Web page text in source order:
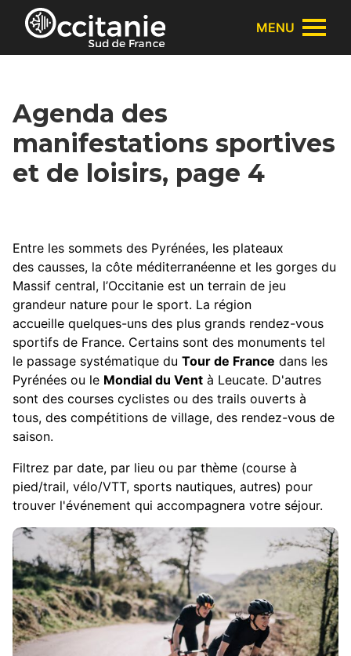
Panneau de gestion des cookies
MENU
Agenda des
manifestations sportives
et de loisirs, page 4
Entre les sommets des Pyrénées, les plateaux
des causses, la côte méditerranéenne et les gorges du
Massif central, l’Occitanie est un terrain de jeu
grandeur nature pour le sport. La région
accueille quelques-uns des plus grands rendez-vous
sportifs de France. Certains sont des monuments tel
le passage systématique du Tour de France dans les
Pyrénées ou le Mondial du Vent à Leucate. D'autres
sont des courses cyclistes ou des trails ouverts à
tous, des compétitions de village, des rendez-vous de
saison.
Filtrez par date, par lieu ou par thème (course à
pied/trail, vélo/VTT, sports nautiques, autres) pour
trouver l'événement qui accompagnera votre séjour.